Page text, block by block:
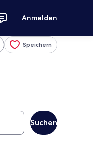
Anmelden
Speichern
Suchen